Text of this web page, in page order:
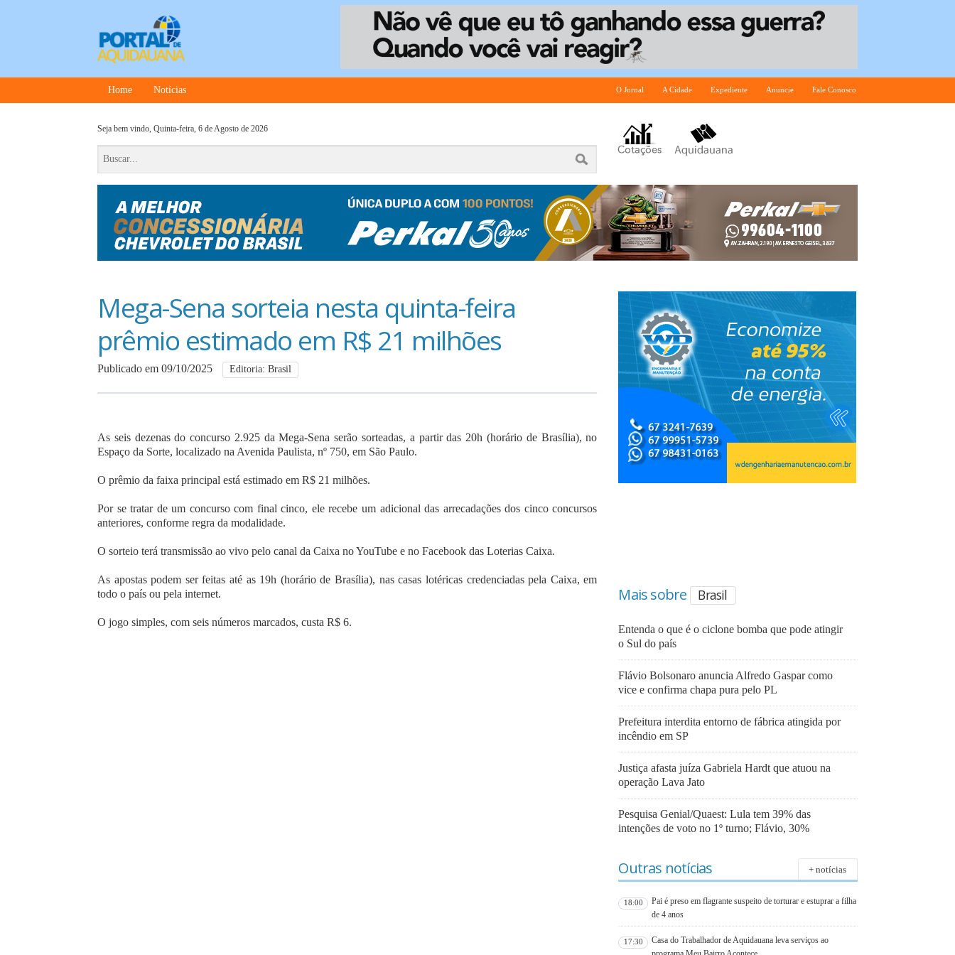
Home Notícias O Jornal A Cidade Expediente Anuncie Fale Conosco
Seja bem vindo, Quinta-feira, 6 de Agosto de 2026
Mega-Sena sorteia nesta quinta-feira
prêmio estimado em R$ 21 milhões
Publicado em 09/10/2025 Editoria: Brasil
As seis dezenas do concurso 2.925 da Mega-Sena serão sorteadas, a partir das 20h (horário de Brasília), no
Espaço da Sorte, localizado na Avenida Paulista, nº 750, em São Paulo.
O prêmio da faixa principal está estimado em R$ 21 milhões.
Por se tratar de um concurso com final cinco, ele recebe um adicional das arrecadações dos cinco concursos
anteriores, conforme regra da modalidade.
O sorteio terá transmissão ao vivo pelo canal da Caixa no YouTube e no Facebook das Loterias Caixa.
As apostas podem ser feitas até as 19h (horário de Brasília), nas casas lotéricas credenciadas pela Caixa, em
todo o país ou pela internet.
O jogo simples, com seis números marcados, custa R$ 6.
Mais sobre Brasil
Entenda o que é o ciclone bomba que pode atingir
o Sul do país
Flávio Bolsonaro anuncia Alfredo Gaspar como
vice e confirma chapa pura pelo PL
Prefeitura interdita entorno de fábrica atingida por
incêndio em SP
Justiça afasta juíza Gabriela Hardt que atuou na
operação Lava Jato
Pesquisa Genial/Quaest: Lula tem 39% das
intenções de voto no 1º turno; Flávio, 30%
Outras notícias + notícias
18:00
Pai é preso em flagrante suspeito de torturar e estuprar a filha
de 4 anos
17:30
Casa do Trabalhador de Aquidauana leva serviços ao